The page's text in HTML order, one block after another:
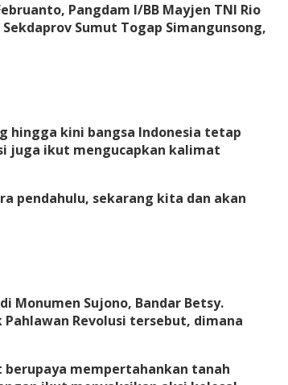
Pangdam I/BB Mayjen TNI Rio
Sumut Togap Simangunsong,
hingga kini bangsa Indonesia tetap
juga ikut mengucapkan kalimat
pendahulu, sekarang kita dan akan
Monumen Sujono, Bandar Betsy.
Revolusi tersebut, dimana
mempertahankan tanah